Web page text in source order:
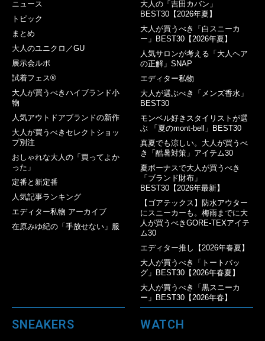
ニュース
トピック
まとめ
大人のユニクロ／GU
展示会ルポ
試着フェス®︎
大人が買うべきハイブランド小
物
人気アウトドアブランドの新作
大人が買うべきセレクトショッ
プ別注
おしゃれな大人の「買ってよか
った」
定番と新定番
人気記事ランキング
エディター私物 アーカイブ
在原みゆ紀の「手放せない」服
大人の「吉田カバン」
BEST30【2026年夏】
大人が買うべき「白スニーカ
ー」BEST30【2026年夏】
人気サロンが考える「大人ヘア
の正解」SNAP
エディター私物
大人が選ぶべき「メンズ香水」
BEST30
モンベル好きスタイリストが選
ぶ 「夏のmont-bell」BEST30
真夏でも涼しい。大人が買うべ
き「酷暑対策」アイテム30
夏ボーナスで大人が買うべき
「ブランド財布」
BEST30【2026年最新】
【ゴアテックス】防水アウター
にスニーカーも。梅雨までに大
人が買うべきGORE-TEXアイテ
ム30
エディター推し【2026年春夏】
大人が買うべき「トートバッ
グ」BEST30【2026年春夏】
大人が買うべき「黒スニーカ
ー」BEST30【2026年春】
SNEAKERS WATCH